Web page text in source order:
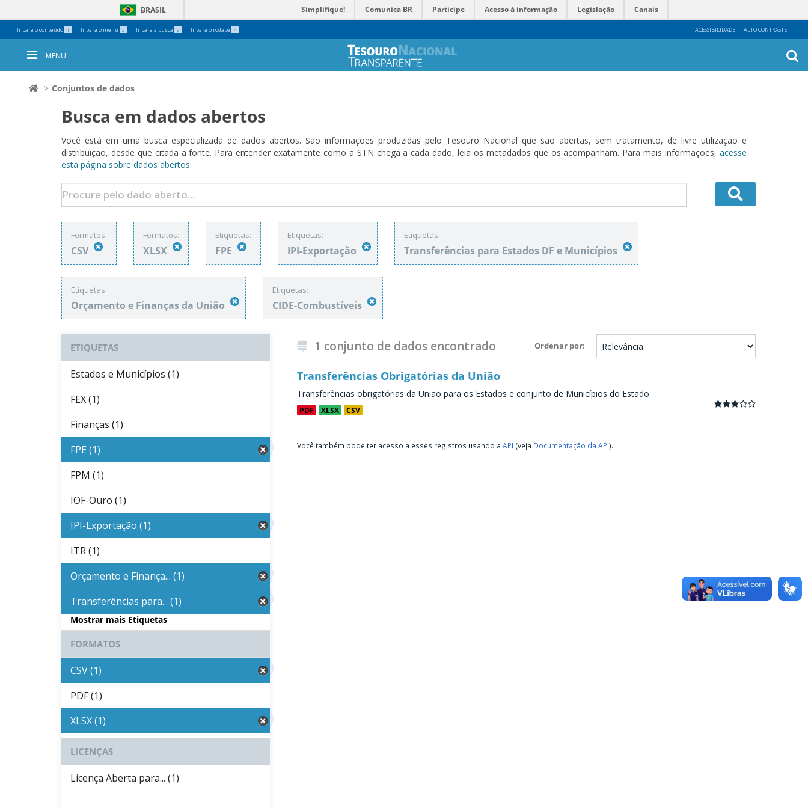
Ir para o conteúdo 1 Ir para o menu 2 Ir para a busca 3 Ir para o rodapé 4 ACESSIBILIDADE ALTO CONTRASTE
BRASIL Simplifique! Comunica BR Participe Acesso à informação Legislação Canais
Ferramentas
Pessoais
MENU
Conjuntos de dados
Busca em dados abertos
Você está em uma busca especializada de dados abertos. São informações produzidas pelo Tesouro Nacional que são abertas, sem tratamento, de livre utilização e
distribuição, desde que citada a fonte. Para entender exatamente como a STN chega a cada dado, leia os metadados que os acompanham. Para mais informações, acesse
esta página sobre dados abertos.
Formatos:
CSV
Formatos:
XLSX
Etiquetas:
FPE
Etiquetas:
IPI-Exportação
Etiquetas:
Transferências para Estados DF e Municípios
Etiquetas:
Orçamento e Finanças da União
Etiquetas:
CIDE-Combustíveis
Ordenar por
1 conjunto de dados encontrado
Transferências Obrigatórias da União
Transferências obrigatórias da União para os Estados e conjunto de Municípios do Estado.
PDF XLSX CSV
Você também pode ter acesso a esses registros usando a API (veja Documentação da API).
ETIQUETAS
Estados e Municípios (1)
FEX (1)
Finanças (1)
FPE (1)
FPM (1)
IOF-Ouro (1)
IPI-Exportação (1)
ITR (1)
Orçamento e Finança... (1)
Transferências para... (1)
Mostrar mais Etiquetas
FORMATOS
CSV (1)
PDF (1)
XLSX (1)
LICENÇAS
Licença Aberta para... (1)